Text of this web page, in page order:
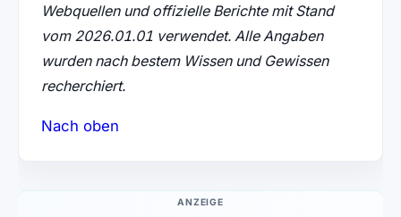
Webquellen und offizielle Berichte mit Stand
vom 2026.01.01 verwendet. Alle Angaben
wurden nach bestem Wissen und Gewissen
recherchiert.
Nach oben
ANZEIGE